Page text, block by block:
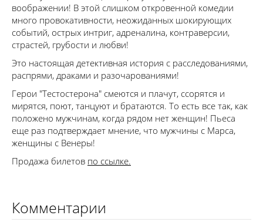
воображении! В этой слишком откровенной комедии
много провокативности, неожиданных шокирующих
событий, острых интриг, адреналина, контраверсии,
страстей, грубости и любви!
Это настоящая детективная история с расследованиями,
распрями, драками и разочарованиями!
Герои "Тестостерона" смеются и плачут, ссорятся и
мирятся, поют, танцуют и братаются. То есть все так, как
положено мужчинам, когда рядом нет женщин! Пьеса
еще раз подтверждает мнение, что мужчины с Марса,
женщины с Венеры!
Продажа билетов по ссылке.
Комментарии